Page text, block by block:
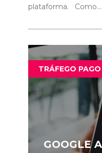
plataforma. Como...
TRÁFEGO PAGO
GOOGLE